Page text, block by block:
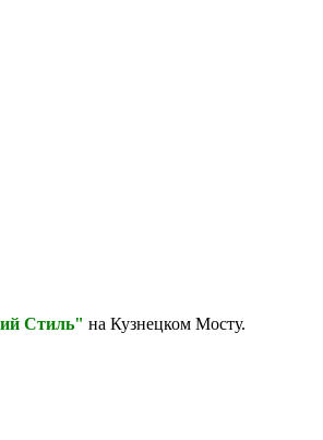
Стиль" на Кузнецком Мосту.